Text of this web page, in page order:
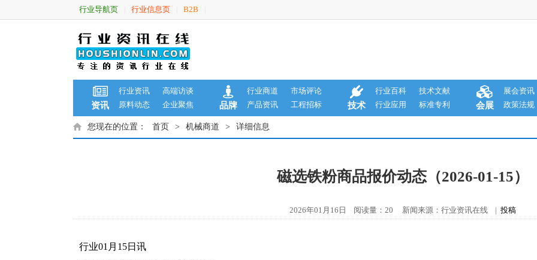
行业导航页 行业信息页 B2B
资讯
行业资讯
高端访谈
原料动态
企业聚焦 品牌
行业商道
市场评论
产品资讯
工程招标 技术
行业百科
技术文献
行业应用
标准专利 会展
展会资讯
政策法规
您现在的位置： 首页 > 机械商道 > 详细信息
磁选铁粉商品报价动态（2026-01-15）
2026年01月16日 阅读量：20 新闻来源：行业资讯在线 | 投稿
行业01月15日讯